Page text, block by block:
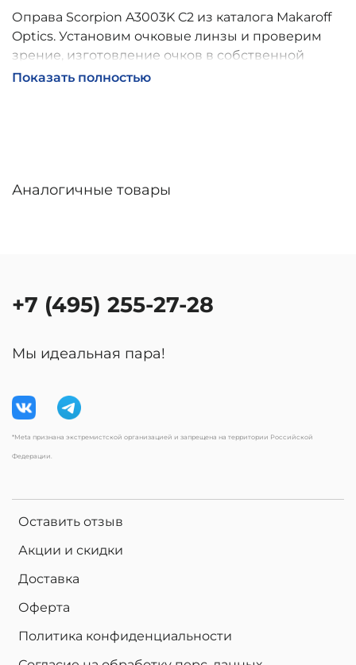
Оправа Scorpion A3003K C2 из каталога Makaroff
Optics. Установим очковые линзы и проверим
зрение, изготовление очков в собственной
мастерской, обычно 2–5 дней, индивидуальные
Показать полностью
Аналогичные товары
Оставить отзыв
Акции и скидки
Доставка
Оферта
Политика конфиденциальности
+7 (495) 255-27-28
Мы идеальная пара!
*Meta признана экстремистской организацией и запрещена на территории Российской
Федерации.